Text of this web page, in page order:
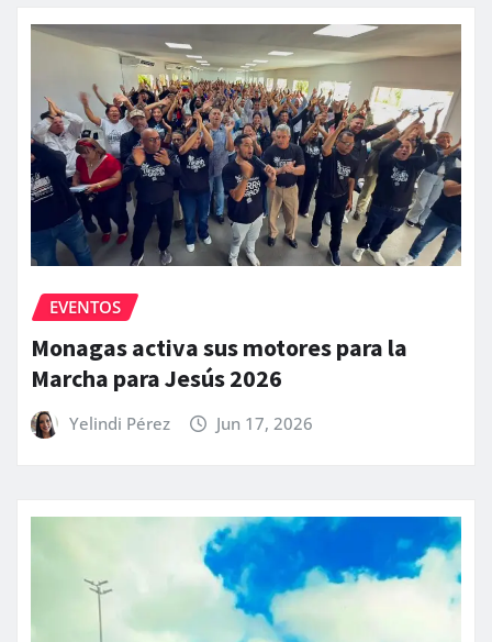
EVENTOS
Monagas activa sus motores para la
Marcha para Jesús 2026
Yelindi Pérez Jun 17, 2026